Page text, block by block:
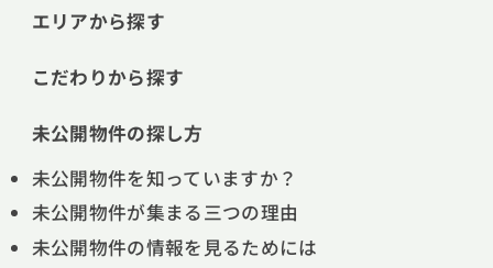
エリアから探す
こだわりから探す
未公開物件の探し方
未公開物件を知っていますか？
未公開物件が集まる三つの理由
未公開物件の情報を見るためには